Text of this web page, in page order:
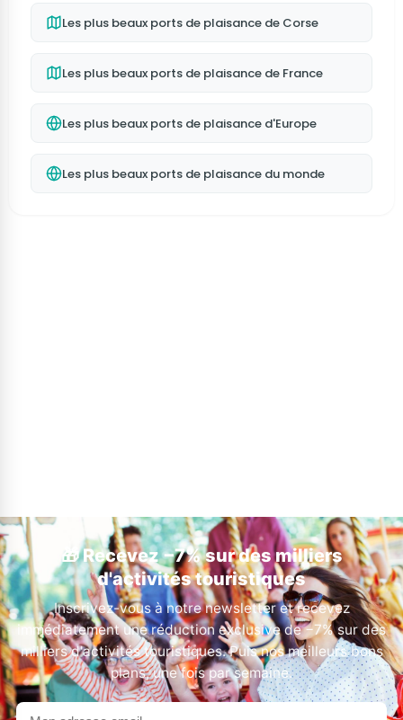
Les plus beaux ports de plaisance de Corse
Les plus beaux ports de plaisance de France
Les plus beaux ports de plaisance d'Europe
Les plus beaux ports de plaisance du monde
🎁 Recevez −7% sur des milliers
d'activités touristiques
Inscrivez-vous à notre newsletter et recevez
immédiatement une réduction exclusive de −7% sur des
milliers d'activités touristiques. Puis nos meilleurs bons
plans, une fois par semaine.
Votre